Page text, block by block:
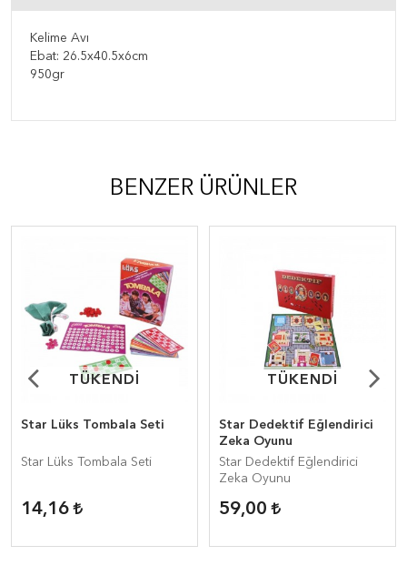
Kelime Avı
Ebat: 26.5x40.5x6cm
950gr
BENZER ÜRÜNLER
TÜKENDİ
TÜKENDİ
Star Lüks Tombala Seti
Star Lüks Tombala Seti
14,16
TÜKENDİ
TÜKENDİ
Star Dedektif Eğlendirici
Zeka Oyunu
Star Dedektif Eğlendirici
Zeka Oyunu
59,00